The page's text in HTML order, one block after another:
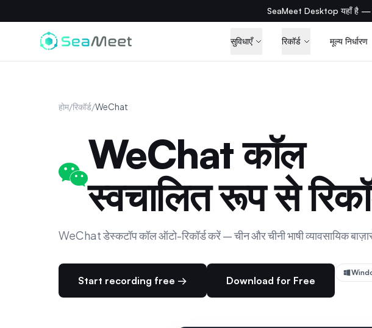
SeaMeet Desktop यहाँ है —
सुविधाएँ रिकॉर्ड मूल्य निर्धारण
होम/रिकॉर्ड/WeChat
WeChat कॉल
स्वचालित रूप से
WeChat डेस्कटॉप कॉल ऑटो-रिकॉर्ड करें — चीन और चीनी भाषी व्यावसायिक
Start recording free → Download for Free